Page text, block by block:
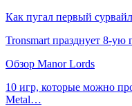
Как пугал первый
Tronsmart празднует 8-
Обзор Manor Lords
10 игр, которые можно
Metal…